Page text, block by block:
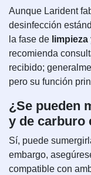
Aunque Larident
desinfección
la fase de
recomienda
recibido;
pero su función
¿Se pueden
y de carburo
Sí, puede
embargo,
compatible con